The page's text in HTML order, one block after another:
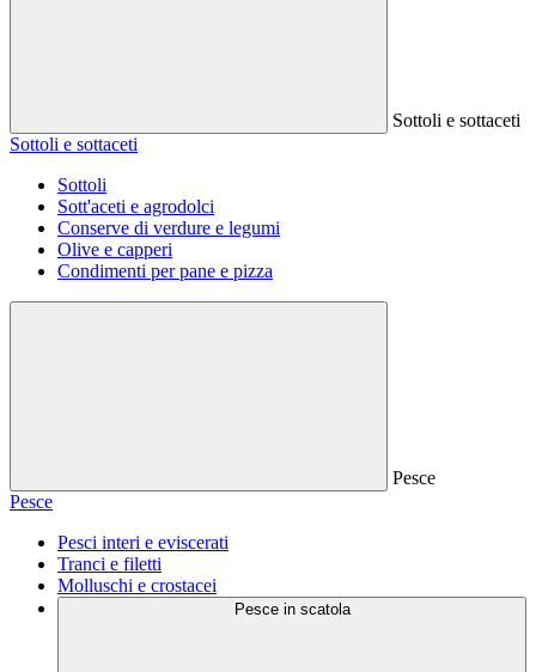
Sottoli e sottaceti
Sottoli e sottaceti
Sottoli
Sott'aceti e agrodolci
Conserve di verdure e legumi
Olive e capperi
Condimenti per pane e pizza
Pesce
Pesce
Pesci interi e eviscerati
Tranci e filetti
Molluschi e crostacei
Pesce in scatola